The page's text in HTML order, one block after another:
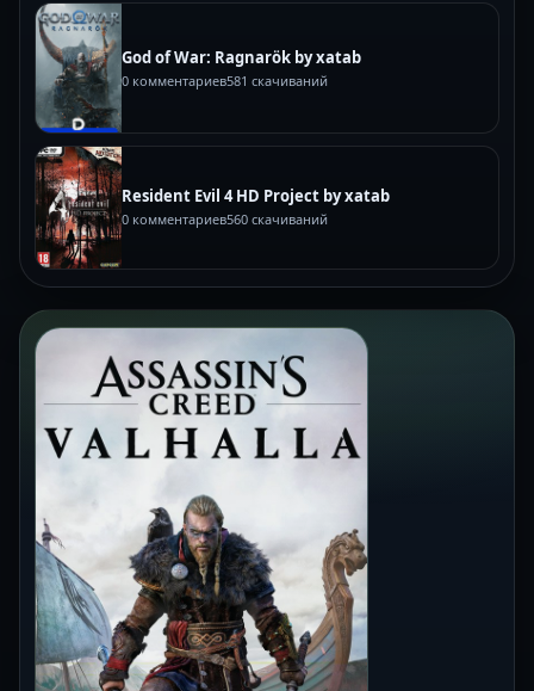
God of War: Ragnarök by xatab
0 комментариев581 скачиваний
Resident Evil 4 HD Project by xatab
0 комментариев560 скачиваний